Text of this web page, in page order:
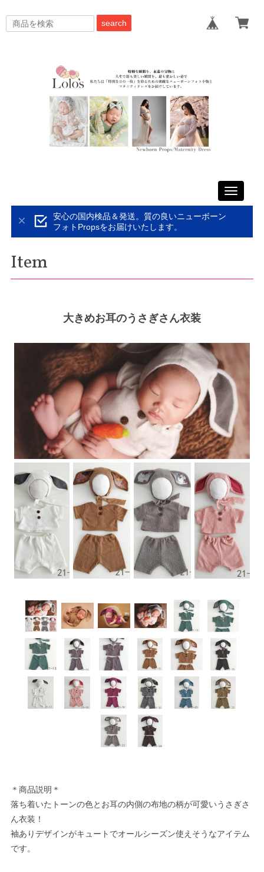
search
Toggle
安心の国内検品＆発送。質の良いニューボーン
フォトPropsをお届けいたします。
Item
大きめお耳のうさぎさん衣装
＊商品説明＊
落ち着いたトーンの色とお耳の内側の布地の柄が可愛いうさぎさ
ん衣装！
袖ありデザインがキュートでオールシーズン使えそうなアイテム
です。